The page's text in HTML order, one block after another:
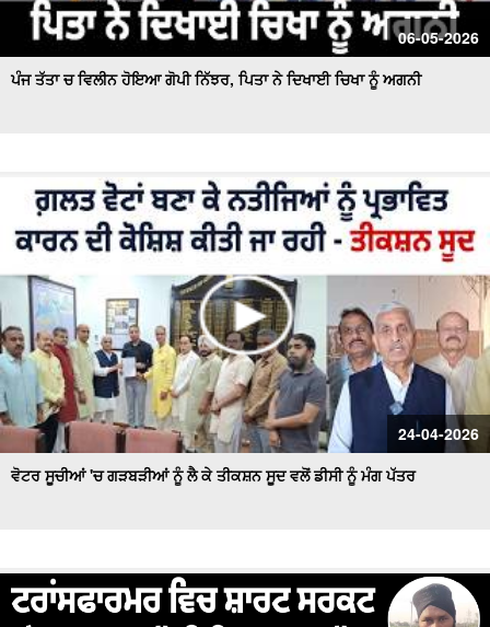
06-05-2026
ਪੰਜ ਤੱਤਾ ਚ ਵਿਲੀਨ ਹੋਇਆ ਗੋਪੀ ਨਿੱਝਰ, ਪਿਤਾ ਨੇ ਦਿਖਾਈ ਚਿਖਾ ਨੂੰ ਅਗਨੀ
24-04-2026
ਵੋਟਰ ਸੂਚੀਆਂ 'ਚ ਗੜਬੜੀਆਂ ਨੂੰ ਲੈ ਕੇ ਤੀਕਸ਼ਨ ਸੂਦ ਵਲੋਂ ਡੀਸੀ ਨੂੰ ਮੰਗ ਪੱਤਰ